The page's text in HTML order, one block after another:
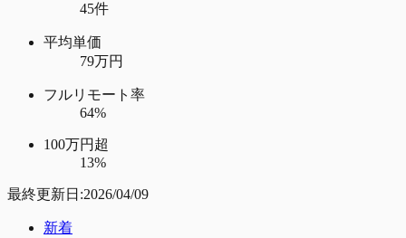
45件
平均単価
79万円
フルリモート率
64%
100万円超
13%
最終更新日:2026/04/09
新着